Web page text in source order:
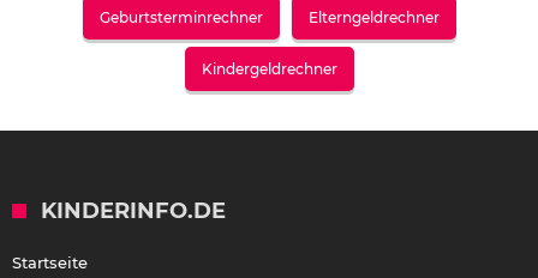
Geburtsterminrechner Elterngeldrechner
Kindergeldrechner
KINDERINFO.DE
Startseite